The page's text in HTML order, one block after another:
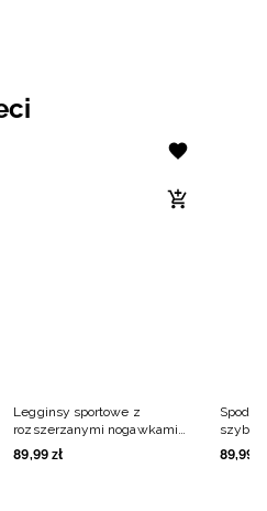
Legginsy sportowe z
rozszerzanymi nogawkami
dziewczęce - czarne
89,99 zł
czarne
89,99